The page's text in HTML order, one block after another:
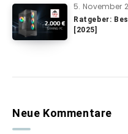
5. November
Ratgeber:
[2025]
Neue Kommentare